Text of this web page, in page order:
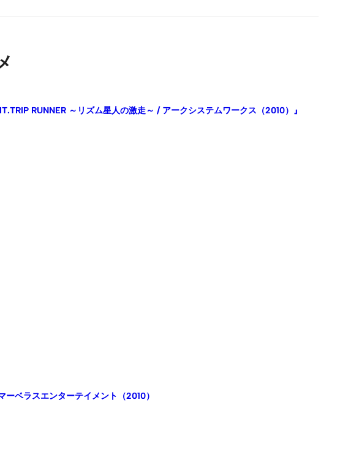
RUNNER ～リズム星人の激走～ / アークシステムワークス（2010）』
ベラスエンターテイメント（2010）